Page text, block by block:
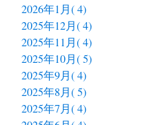
2026年1月( 4)
2025年12月( 4)
2025年11月( 4)
2025年10月( 5)
2025年9月( 4)
2025年8月( 5)
2025年7月( 4)